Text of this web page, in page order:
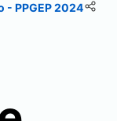
- PPGEP 2024